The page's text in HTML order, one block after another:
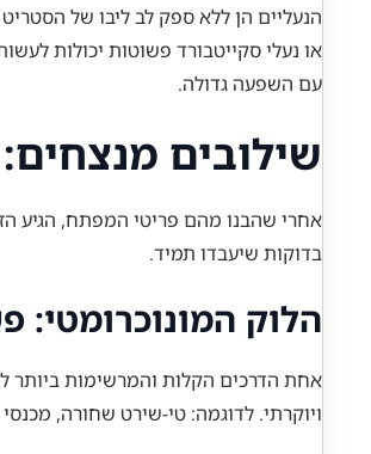
הנעליים הן ללא ספק לב ליבו של
או נעלי סקייטבורד פשוטות יכולות
עם השפעה גדולה.
שילובים
אחרי שהבנו מהם פריטי המפתח, הגיע
בדוקות שיעבדו תמיד.
הלוק
אחת הדרכים הקלות והמרשימות ביותר
ויוקרתי. לדוגמה: טי-שירט שחורה,